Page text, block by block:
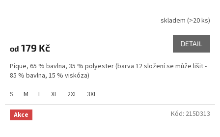
je
z
5
skladem(>20 ks)
od 179 Kč DETAIL
Pique, 65 % bavlna, 35 % polyester (barva 12 složení se může lišit -
85 % bavlna, 15 % viskóza)
S
M L XL 2XL 3XL
Akce Kód: 215D313